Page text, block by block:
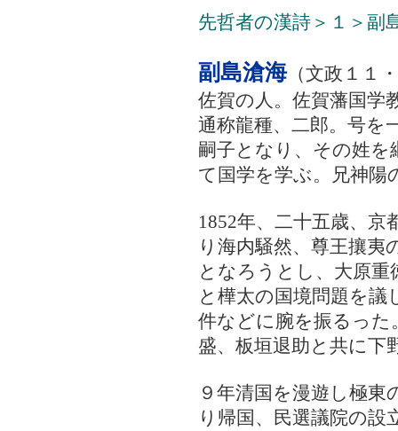
先哲者の漢詩＞１＞副
副島滄海（文政１１
佐賀の人。佐賀藩国学
通称龍種、二郎。号を
嗣子となり、その姓を
て国学を学ぶ。兄神陽
1852年、二十五歳、
り海内騒然、尊王攘夷
となろうとし、大原
と樺太の国境問題を議
件などに腕を振るった
盛、板垣退助と共に下
９年清国を漫遊し極東
り帰国、民選議院の設